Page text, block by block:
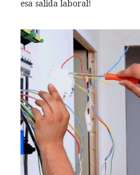
esa salida laboral!